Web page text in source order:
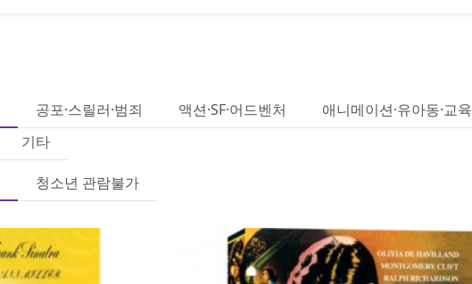
공포·스릴러·범죄 액션·SF·어드벤처 애니메이션·유아동·교육
기타
청소년 관람불가